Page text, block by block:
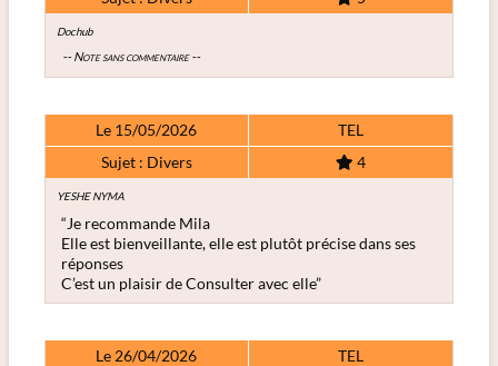
Dochub
-- Note sans commentaire --
Le 15/05/2026
TEL
Sujet : Divers
4
YESHE NYMA
“Je recommande Mila
Elle est bienveillante, elle est plutôt précise dans ses
réponses
C’est un plaisir de Consulter avec elle”
Le 26/04/2026
TEL